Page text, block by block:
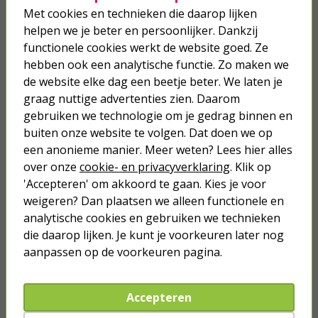
Op werkdagen voor 23:59 uur besteld, morgen in huis
Nergens goedkoper!
Meer dan 2 miljoen klanten gingen je voor
Betaal binnen 14 dagen na aankoop
Klanten geven Kabelshop een 9.1/10
Al 4 keer verkozen tot beste webwinkel
Anderen kochten ook...
Netwerkkabel | Cat6a U/UTP | 0.5
meter (Zwart)
1,95
Netwerkkabel | Cat6a U/UTP | 1
meter (Zwart)
Met cookies en technieken die daarop lijken
helpen we je beter en persoonlijker. Dankzij
functionele cookies werkt de website goed. Ze
hebben ook een analytische functie. Zo maken we
de website elke dag een beetje beter. We laten je
graag nuttige advertenties zien. Daarom
gebruiken we technologie om je gedrag binnen en
buiten onze website te volgen. Dat doen we op
een anonieme manier. Meer weten? Lees hier alles
over onze cookie- en privacyverklaring. Klik op
'Accepteren' om akkoord te gaan. Kies je voor
weigeren? Dan plaatsen we alleen functionele en
analytische cookies en gebruiken we technieken
die daarop lijken. Je kunt je voorkeuren later nog
aanpassen op de voorkeuren pagina.
Accepteren